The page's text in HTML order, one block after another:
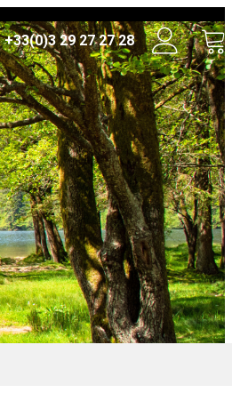
+33(0)3 29 27 27 28